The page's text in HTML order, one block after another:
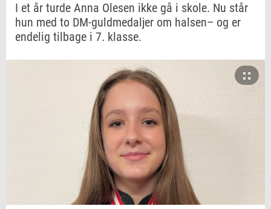
I et år turde Anna Olesen ikke gå i skole. Nu står
hun med to DM-guldmedaljer om halsen– og er
endelig tilbage i 7. klasse.